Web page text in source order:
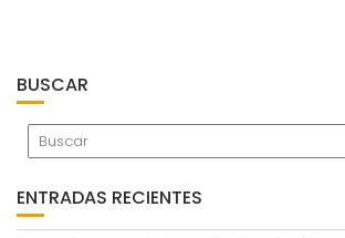
BUSCAR
ENTRADAS RECIENTES